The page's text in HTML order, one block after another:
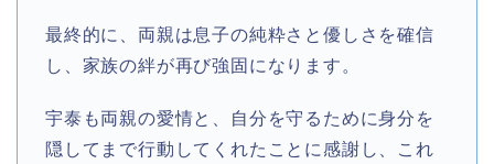
最終的に、両親は息子の純粋さと優しさを確信
し、家族の絆が再び強固になります。
宇泰も両親の愛情と、自分を守るために身分を
隠してまで行動してくれたことに感謝し、これ